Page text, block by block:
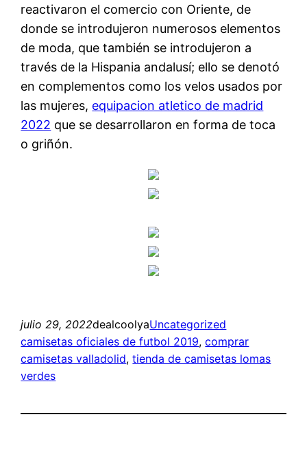
reactivaron el comercio con Oriente, de
donde se introdujeron numerosos elementos
de moda, que también se introdujeron a
través de la Hispania andalusí; ello se denotó
en complementos como los velos usados por
las mujeres, equipacion atletico de madrid
2022 que se desarrollaron en forma de toca
o griñón.
julio 29, 2022dealcoolyaUncategorized
camisetas oficiales de futbol 2019, comprar
camisetas valladolid, tienda de camisetas lomas
verdes